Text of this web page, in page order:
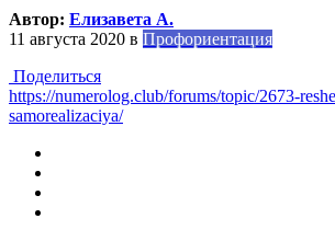
Автор: Елизавета А.
11 августа 2020 в Профориентация
Поделиться
https://numerolog.club/forums/topic/2673-
samorealizaciya/